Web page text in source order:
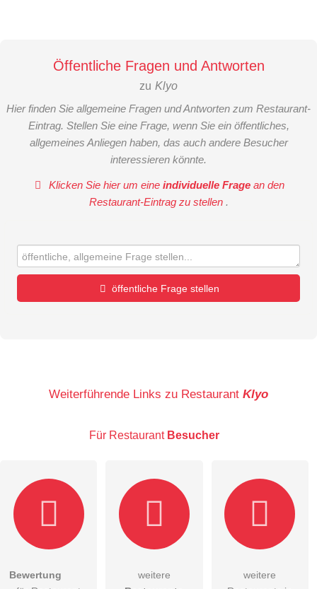
Öffentliche Fragen und Antworten
zu Klyo
Hier finden Sie allgemeine Fragen und Antworten zum Restaurant-
Eintrag. Stellen Sie eine Frage, wenn Sie ein öffentliches,
allgemeines Anliegen haben, das auch andere Besucher
interessieren könnte.
Klicken Sie hier um eineindividuelle Frage an den
Restaurant-Eintrag zu stellen .
öffentliche Frage stellen
E-Mail-Adresse (wird nicht veröffentlicht)
Hiermit akzeptiere ich dieAGB
Weiterführende Links zu Restaurant Klyo
Für Restaurant Besucher
Bewertung
weitere
weitere